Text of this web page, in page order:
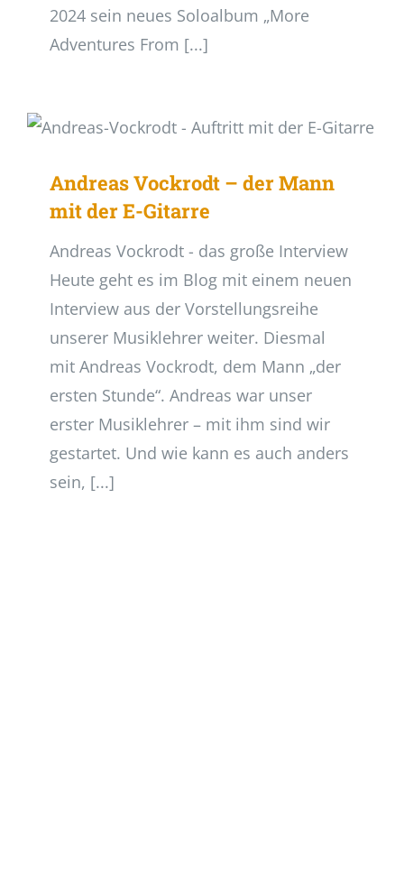
2024 sein neues Soloalbum „More
Adventures From [...]
Andreas Vockrodt – der Mann
mit der E-Gitarre
Andreas Vockrodt - das große Interview
Heute geht es im Blog mit einem neuen
Interview aus der Vorstellungsreihe
unserer Musiklehrer weiter. Diesmal
mit Andreas Vockrodt, dem Mann „der
ersten Stunde“. Andreas war unser
erster Musiklehrer – mit ihm sind wir
gestartet. Und wie kann es auch anders
sein, [...]